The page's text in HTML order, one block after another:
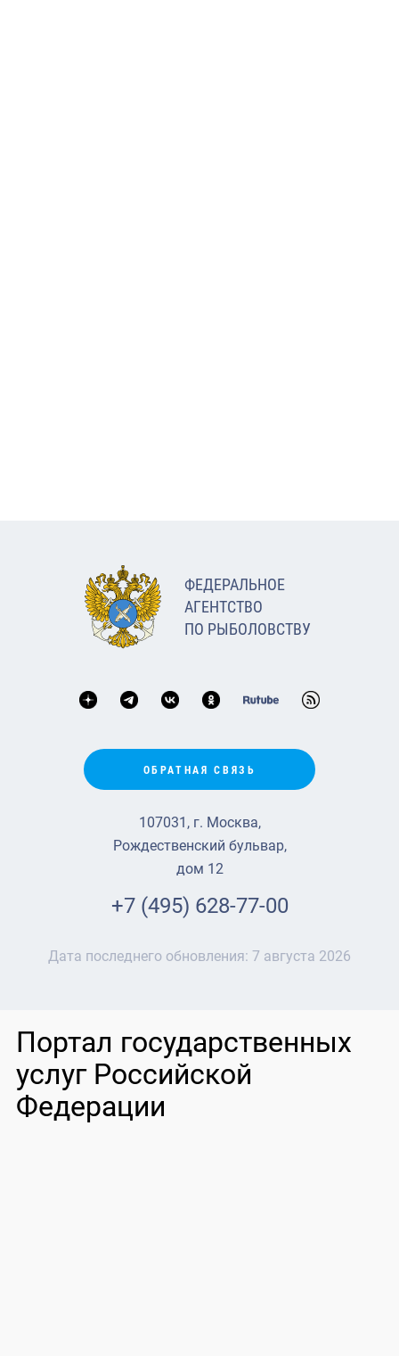
ФЕДЕРАЛЬНОЕ
АГЕНТСТВО
ПО РЫБОЛОВСТВУ
ОБРАТНАЯ СВЯЗЬ
107031, г. Москва,
Рождественский бульвар,
дом 12
+7 (495) 628-77-00
Дата последнего обновления: 7 августа 2026
Портал государственных
услуг Российской
Федерации